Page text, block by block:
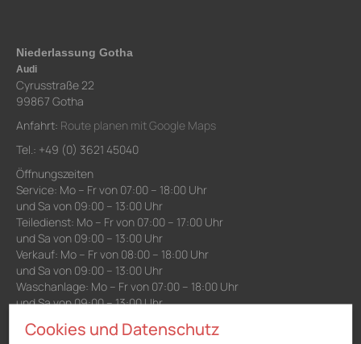
Niederlassung Gotha
Audi
Cyrusstraße 22
99867 Gotha
Anfahrt: Route planen mit Google Maps
Tel.: +49 (0) 3621 45040
Öffnungszeiten
Service: Mo – Fr von 07:00 – 18:00 Uhr
und Sa von 09:00 – 13:00 Uhr
Teiledienst: Mo – Fr von 07:00 – 17:00 Uhr
und Sa von 09:00 – 13:00 Uhr
Verkauf: Mo – Fr von 08:00 – 18:00 Uhr
und Sa von 09:00 – 13:00 Uhr
Waschanlage: Mo – Fr von 07:00 – 18:00 Uhr
und Sa von 09:00 – 13:00 Uhr
Cookies und Datenschutz